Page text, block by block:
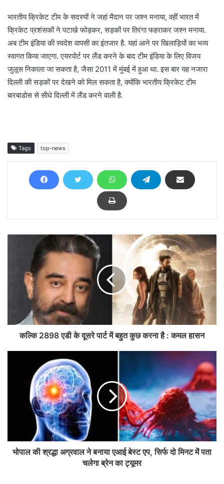
भारतीय क्रिकेट टीम के सदस्यों ने जहां मैदान पर जश्न मनाया, वहीं भारत में
क्रिकेट प्रशंसकों ने पटाखे फोड़कर, सड़कों पर तिरंगा फहराकर जश्न मनाया.
अब टीम इंडिया की स्वदेश वापसी का इंतजार है. यहां आने पर खिलाड़ियों का भव्य
स्वागत किया जाएगा. एयरपोर्ट पर लैंड करने के बाद टीम इंडिया के लिए विजय
जुलूस निकाला जा सकता है, जैसा 2011 में मुंबई में हुआ था. इस बार यह नजारा
दिल्ली की सड़कों पर देखने को मिल सकता है, क्योंकि भारतीय क्रिकेट टीम
बारबाडोस से सीधे दिल्ली में लैंड करने वाली है.
Tags top-news
कल्कि 2898 एडी के दूसरे पार्ट में बहुत कुछ करना है : कमल हासन
भोपाल की श्रद्धा अग्रवाल ने बनाया एआई बेस्ट एप, सिर्फ दो मिनट में पता
चलेगा ब्रेन का ट्यूमर